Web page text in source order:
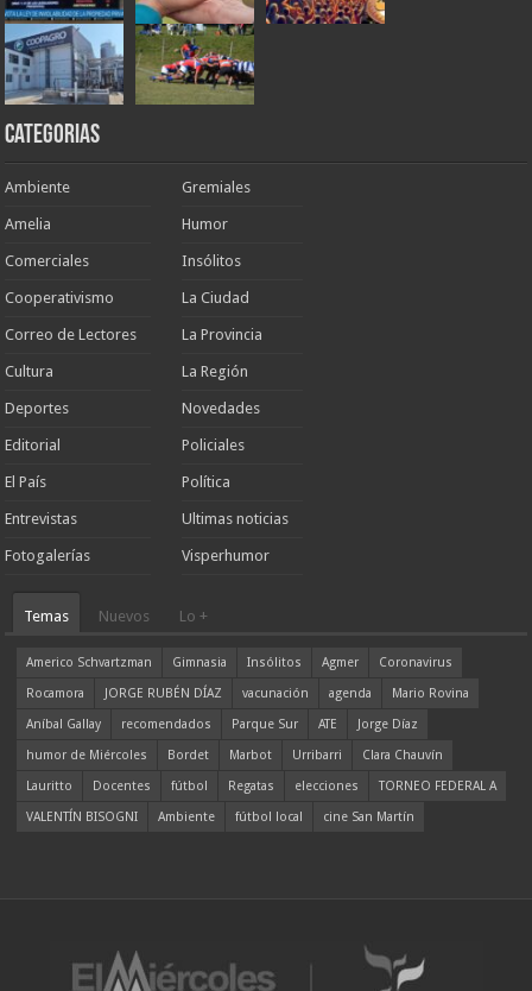
Categorias
Ambiente
Amelia
Comerciales
Cooperativismo
Correo de Lectores
Cultura
Deportes
Editorial
El País
Entrevistas
Fotogalerías
Gremiales
Humor
Insólitos
La Ciudad
La Provincia
La Región
Novedades
Policiales
Política
Ultimas noticias
Visperhumor
Temas Nuevos Lo +
Americo Schvartzman Gimnasia Insólitos Agmer
Coronavirus
Rocamora
JORGE RUBÉN DÍAZ vacunación agenda
Mario Rovina
Aníbal Gallay
recomendados Parque Sur ATE
Jorge Díaz
humor de Miércoles
Bordet Marbot Urribarri
Clara Chauvín
Lauritto
Docentes fútbol Regatas elecciones
TORNEO FEDERAL A
VALENTÍN BISOGNI
Ambiente fútbol local cine San Martín